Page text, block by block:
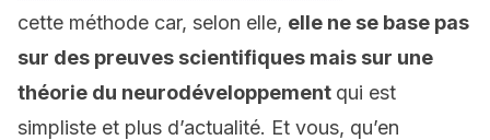
cette méthode car, selon elle, elle ne se base pas
sur des preuves scientifiques mais sur une
théorie du neurodéveloppement qui est
simpliste et plus d’actualité. Et vous, qu’en